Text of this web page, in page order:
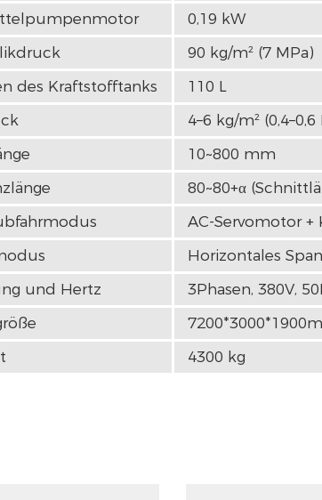
0,19 kW
90 kg/m² (7 MPa)
des Kraftstofftanks
110 L
4–6 kg/m² (0,4–0,6
10~800 mm
80~80+α
AC-Servomotor
Horizontales
und Hertz 3Phasen, 380V,
4300 kg